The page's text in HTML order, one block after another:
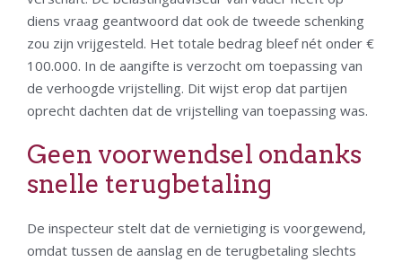
diens vraag geantwoord dat ook de tweede schenking
zou zijn vrijgesteld. Het totale bedrag bleef nét onder €
100.000. In de aangifte is verzocht om toepassing van
de verhoogde vrijstelling. Dit wijst erop dat partijen
oprecht dachten dat de vrijstelling van toepassing was.
Geen voorwendsel ondanks
snelle terugbetaling
De inspecteur stelt dat de vernietiging is voorgewend,
omdat tussen de aanslag en de terugbetaling slechts